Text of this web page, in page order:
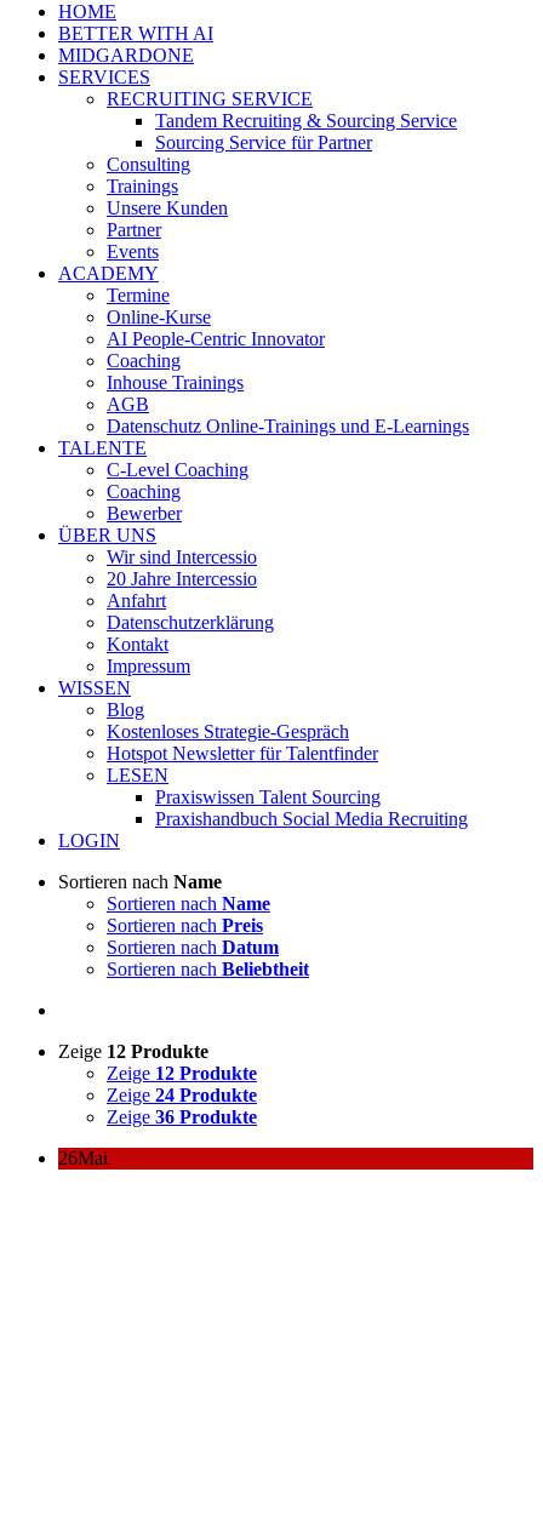
HOME
BETTER WITH AI
MIDGARDONE
SERVICES
RECRUITING SERVICE
Tandem Recruiting & Sourcing Service
Sourcing Service für Partner
Consulting
Trainings
Unsere Kunden
Partner
Events
ACADEMY
Termine
Online-Kurse
AI People-Centric Innovator
Coaching
Inhouse Trainings
AGB
Datenschutz Online-Trainings und E-Learnings
TALENTE
C-Level Coaching
Coaching
Bewerber
ÜBER UNS
Wir sind Intercessio
20 Jahre Intercessio
Anfahrt
Datenschutzerklärung
Kontakt
Impressum
WISSEN
Blog
Kostenloses Strategie-Gespräch
Hotspot Newsletter für Talentfinder
LESEN
Praxiswissen Talent Sourcing
Praxishandbuch Social Media Recruiting
LOGIN
Sortieren nach Name
Sortieren nach Name
Sortieren nach Preis
Sortieren nach Datum
Sortieren nach Beliebtheit
Zeige 12 Produkte
Zeige 12 Produkte
Zeige 24 Produkte
Zeige 36 Produkte
26Mai